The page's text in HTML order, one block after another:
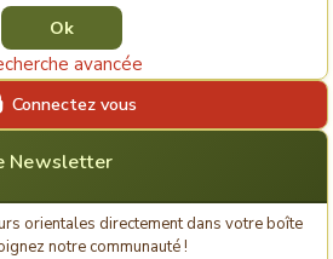
avancée
Connectez vous
Newsletter
orientales directement dans votre boîte
notre communauté !